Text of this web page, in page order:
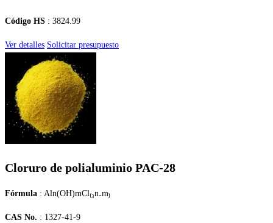
Código HS : 3824.99
Ver detalles Solicitar presupuesto
Cloruro de polialuminio PAC-28
Fórmula : Aln(OH)mCl₍₃n₋m₎
CAS No. : 1327-41-9